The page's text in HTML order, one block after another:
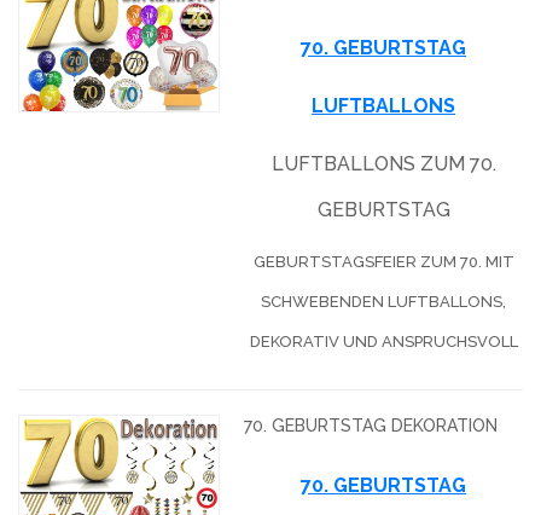
70. GEBURTSTAG
LUFTBALLONS
LUFTBALLONS ZUM 70.
GEBURTSTAG
GEBURTSTAGSFEIER ZUM 70. MIT
SCHWEBENDEN LUFTBALLONS,
DEKORATIV UND ANSPRUCHSVOLL
70. GEBURTSTAG DEKORATION
70. GEBURTSTAG